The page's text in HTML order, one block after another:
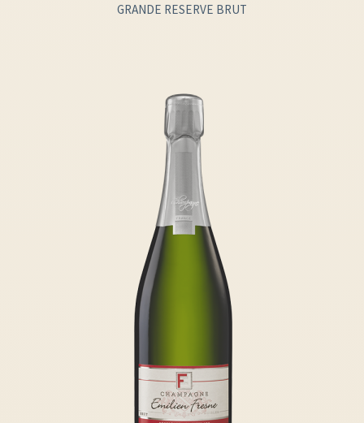
GRANDE RESERVE BRUT